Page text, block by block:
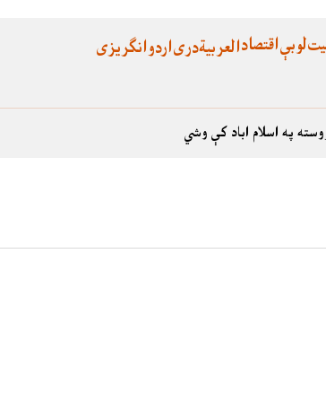
اقتصادلوبې انگریزیاردودریالعربية
په اسلام اباد کې وشي